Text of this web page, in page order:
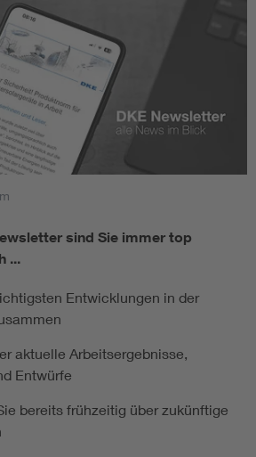
sind Sie immer top
...
Entwicklungen in der
aktuelle Arbeitsergebnisse,
Entwürfe
bereits frühzeitig über zukünftige